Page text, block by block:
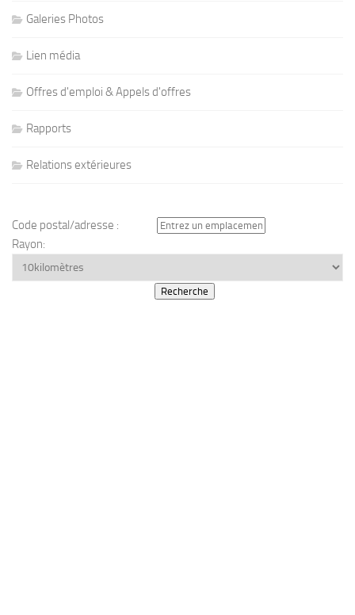
Galeries Photos
Lien média
Offres d'emploi & Appels d'offres
Rapports
Relations extérieures
Code postal/adresse :
Rayon: